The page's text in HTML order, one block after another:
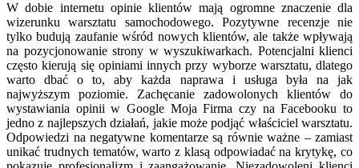
W dobie internetu opinie klientów mają ogromne znaczenie dla
wizerunku warsztatu samochodowego. Pozytywne recenzje nie
tylko budują zaufanie wśród nowych klientów, ale także wpływają
na pozycjonowanie strony w wyszukiwarkach. Potencjalni klienci
często kierują się opiniami innych przy wyborze warsztatu, dlatego
warto dbać o to, aby każda naprawa i usługa była na jak
najwyższym poziomie. Zachęcanie zadowolonych klientów do
wystawiania opinii w Google Moja Firma czy na Facebooku to
jedno z najlepszych działań, jakie może podjąć właściciel warsztatu.
Odpowiedzi na negatywne komentarze są równie ważne – zamiast
unikać trudnych tematów, warto z klasą odpowiadać na krytykę, co